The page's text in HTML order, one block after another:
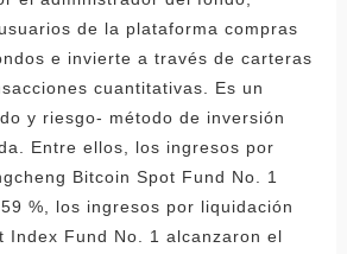
de la plataforma compras
e invierte a través de carteras
cuantitativas. Es un
y riesgo- método de inversión
Entre ellos, los ingresos por
Bitcoin Spot Fund No. 1
%, los ingresos por liquidación
Index Fund No. 1 alcanzaron el